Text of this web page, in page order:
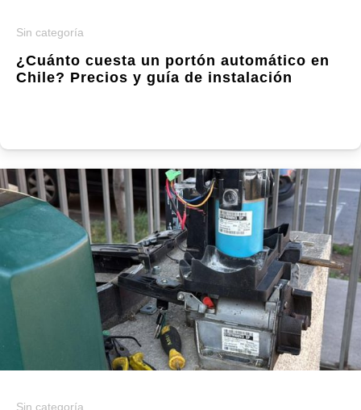
Sin categoría
¿Cuánto cuesta un portón automático en
Chile? Precios y guía de instalación
Sin categoría